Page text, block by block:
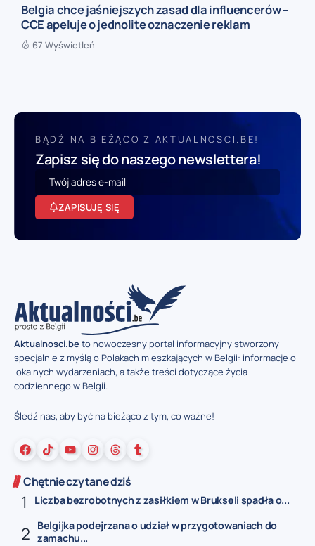
Belgia chce jaśniejszych zasad dla influencerów –
CCE apeluje o jednolite oznaczenie reklam
67 Wyświetleń
BĄDŹ NA BIEŻĄCO Z AKTUALNOSCI.BE!
Zapisz się do naszego newslettera!
ZAPISUJĘ SIĘ
Aktualnosci.beto nowoczesny portal informacyjny stworzony
specjalnie z myślą o Polakach mieszkających w Belgii: informacje o
lokalnych wydarzeniach, a także treści dotyczące życia
codziennego w Belgii.
Śledź nas, aby być na bieżąco z tym, co ważne!
Chętnie czytane dziś
Liczba bezrobotnych z zasiłkiem w Brukseli spadła o...
Belgijka podejrzana o udział w przygotowaniach do
zamachu...